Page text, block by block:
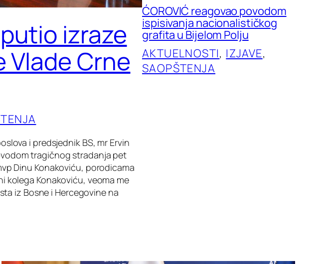
izraze
Vlade Crne
i predsjednik BS, mr Ervin
tragičnog stradanja pet
Dinu Konakoviću, porodicama
kolega Konakoviću, veoma me
iz Bosne i Hercegovine na
ĆOROVIĆ reagovao povodom
ispisivanja nacionalističkog
grafita u Bijelom Polju
AKTUELNOSTI, IZJAVE
SAOPŠTENJA